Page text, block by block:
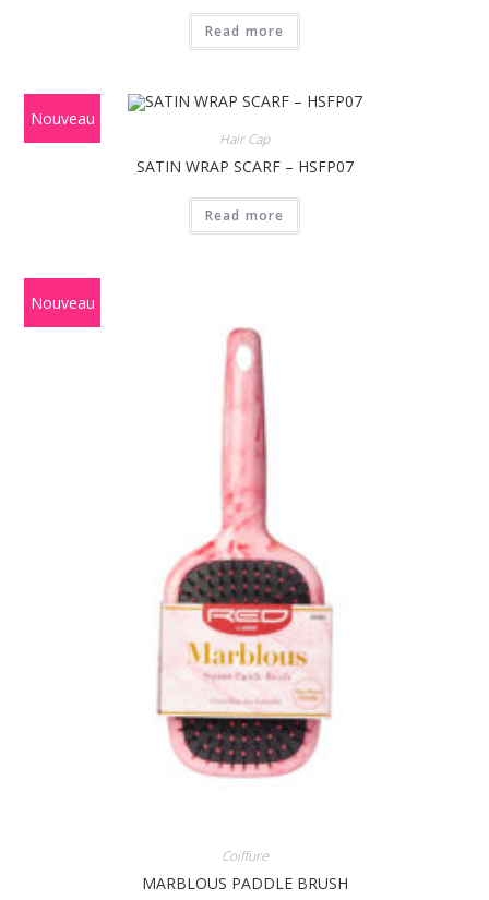
Read more
Nouveau
Hair Cap
SATIN WRAP SCARF – HSFP07
Read more
Nouveau
Coiffure
MARBLOUS PADDLE BRUSH